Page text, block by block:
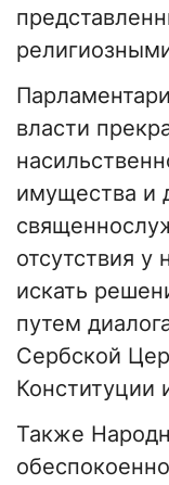
власти
имущества и
отсутствия у
искать
путем
Сербской
Конституции
Также